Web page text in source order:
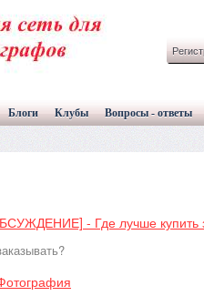
Блоги Клубы Вопросы - ответы
- Где лучше купить